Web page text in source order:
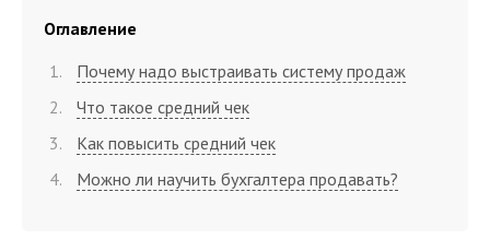
Оглавление
Почему надо выстраивать систему продаж
Что такое средний чек
Как повысить средний чек
Можно ли научить бухгалтера продавать?